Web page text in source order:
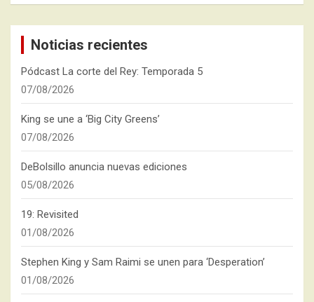
Noticias recientes
Pódcast La corte del Rey: Temporada 5
07/08/2026
King se une a ‘Big City Greens’
07/08/2026
DeBolsillo anuncia nuevas ediciones
05/08/2026
19: Revisited
01/08/2026
Stephen King y Sam Raimi se unen para ‘Desperation’
01/08/2026